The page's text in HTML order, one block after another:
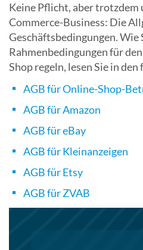
Keine Pflicht, aber trotzdem
Commerce-Business: Die
Geschäftsbedingungen. Wie
Rahmenbedingungen für
Shop regeln, lesen Sie in
AGB für Online-Shop-
AGB für Amazon
AGB für eBay
AGB für Kleinanzeigen
AGB für Etsy
AGB für ZVAB